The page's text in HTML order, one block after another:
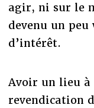
agir, ni sur le
devenu un
d’intérêt.
Avoir un lieu à
revendication